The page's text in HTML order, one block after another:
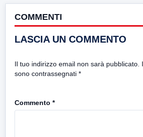
COMMENTI
LASCIA UN COMMENTO
Il tuo indirizzo email non sarà pubblicato.
sono contrassegnati *
Commento *